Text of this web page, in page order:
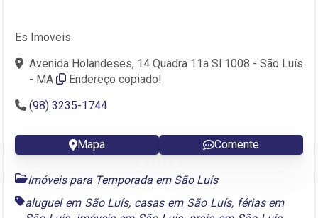
Es Imoveis
Avenida Holandeses, 14 Quadra 11a Sl 1008 - São Luís
- MA
Endereço copiado!
(98) 3235-1744
Mapa Comente
Imóveis para Temporada em São Luís
aluguel em São Luís, casas em São Luís, férias em